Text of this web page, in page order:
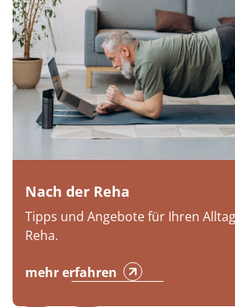
Nach der Reha
Tipps und Angebote für Ihren
Reha.
mehr erfahren